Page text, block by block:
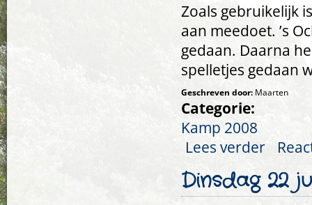
Zoals gebruikelijk
aan meedoet. ’s
gedaan. Daarna
spelletjes gedaan
Geschreven door: Maarten
Categorie:
Kamp 2008
Lees verder over
Dinsdag 22